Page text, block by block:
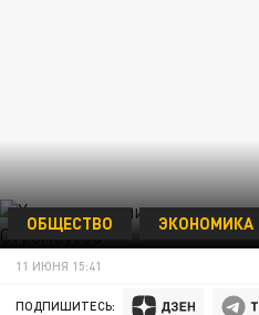
ФОТО:
ОБЩЕСТВО ЭКОНОМИКА
11 ИЮНЯ 15:41
ПОДПИШИТЕСЬ: